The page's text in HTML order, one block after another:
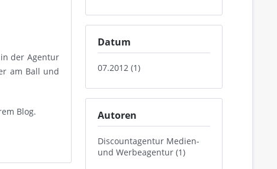
Datum
07.2012 (1)
Autoren
Discountagentur Medien-
und Werbeagentur (1)
der Agentur
am Ball und
Blog.